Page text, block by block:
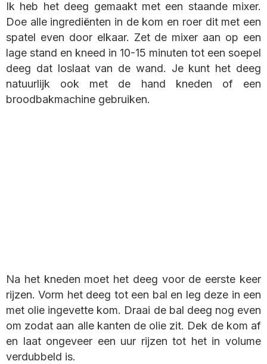
Ik heb het deeg gemaakt met een staande mixer.
Doe alle ingrediënten in de kom en roer dit met een
spatel even door elkaar. Zet de mixer aan op een
lage stand en kneed in 10-15 minuten tot een soepel
deeg dat loslaat van de wand. Je kunt het deeg
natuurlijk ook met de hand kneden of een
broodbakmachine gebruiken.
Na het kneden moet het deeg voor de eerste keer
rijzen. Vorm het deeg tot een bal en leg deze in een
met olie ingevette kom. Draai de bal deeg nog even
om zodat aan alle kanten de olie zit. Dek de kom af
en laat ongeveer een uur rijzen tot het in volume
verdubbeld is.